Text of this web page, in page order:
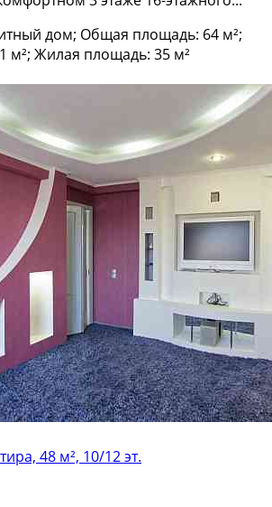
дом; Общая площадь: 64 м²;
м²; Жилая площадь: 35 м²
48 м², 10/12 эт.